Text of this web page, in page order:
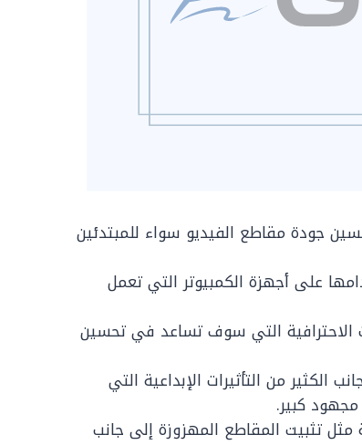
جودة مقاطع الفيديو سواء للمبتدئين
على أجهزة الكمبيوتر التي تعمل
الاحترافية التي سوف تساعد في تحسين
حوالي 300 فلتر إلى جانب الكثير من التأثيرات الإبداعية التي
كبير.
مثل تثبيت المقاطع المهزوزة إلى جانب